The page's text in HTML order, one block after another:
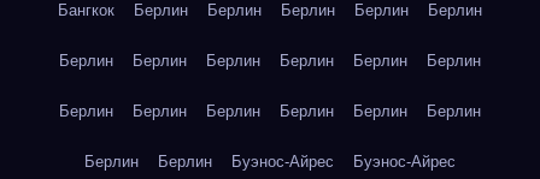
Бангкок Берлин Берлин Берлин Берлин Берлин
Берлин Берлин Берлин Берлин Берлин Берлин
Берлин Берлин Берлин Берлин Берлин Берлин
Берлин Берлин Буэнос-Айрес Буэнос-Айрес